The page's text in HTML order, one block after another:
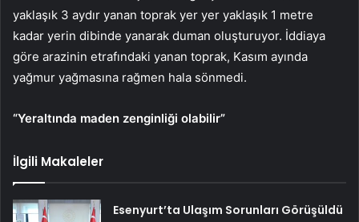
yaklaşık 3 aydır yanan toprak yer yer yaklaşık 1 metre
kadar yerin dibinde yanarak duman oluşturuyor. İddiaya
göre arazinin etrafındaki yanan toprak, Kasım ayında
yağmur yağmasına rağmen hala sönmedi.
“Yeraltında maden zenginliği olabilir”
İlgili Makaleler
Esenyurt’ta Ulaşım Sorunları Görüşüldü